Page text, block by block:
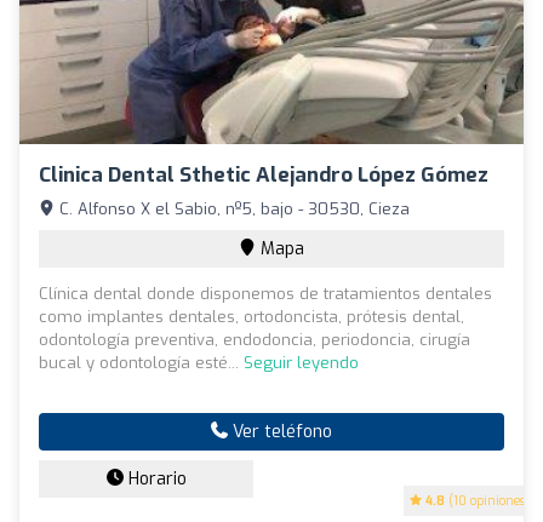
Clinica Dental Sthetic Alejandro López Gómez
4.8 (10 opiniones)
C. Alfonso X el Sabio, nº5, bajo - 30530, Cieza
Mapa
Clínica dental donde disponemos de tratamientos dentales
como implantes dentales, ortodoncista, prótesis dental,
odontología preventiva, endodoncia, periodoncia, cirugía
bucal y odontología esté... Seguir leyendo
Ver teléfono
Horario